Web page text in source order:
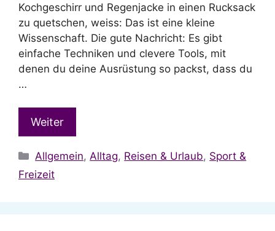
Kochgeschirr und Regenjacke in einen Rucksack
zu quetschen, weiss: Das ist eine kleine
Wissenschaft. Die gute Nachricht: Es gibt
einfache Techniken und clevere Tools, mit
denen du deine Ausrüstung so packst, dass du
…
Weiter
Kategorien
Allgemein,Alltag, Reisen & Urlaub, Sport &
Freizeit